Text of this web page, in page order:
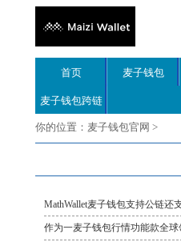
首页 麦子钱包
麦子钱包跨链
你的位置： 麦子钱包官网 >
MathWallet麦子钱包支持公链还
作为一麦子钱包行情功能款全